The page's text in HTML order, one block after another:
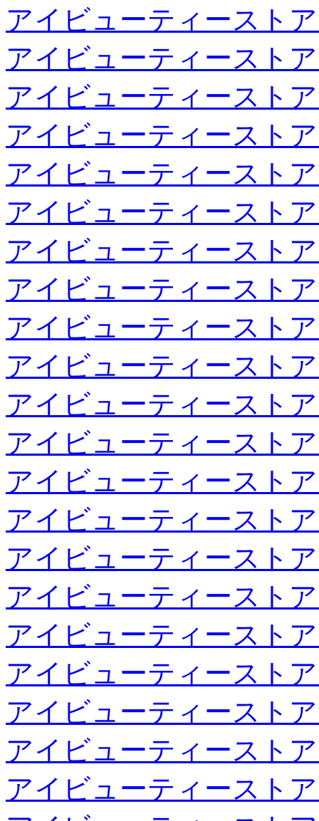
アイビューティースト
アイビューティースト
アイビューティースト
アイビューティースト
アイビューティースト
アイビューティースト
アイビューティースト
アイビューティースト
アイビューティースト
アイビューティースト
アイビューティースト
アイビューティースト
アイビューティースト
アイビューティースト
アイビューティースト
アイビューティースト
アイビューティースト
アイビューティースト
アイビューティースト
アイビューティースト
アイビューティースト